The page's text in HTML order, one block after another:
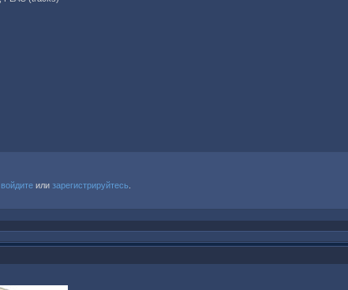
войдитеили зарегистрируйтесь